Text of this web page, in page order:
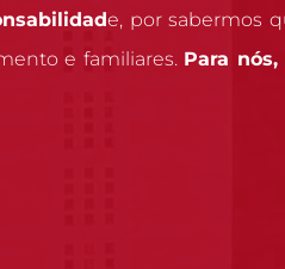
e, por sabermos
e familiares. Para